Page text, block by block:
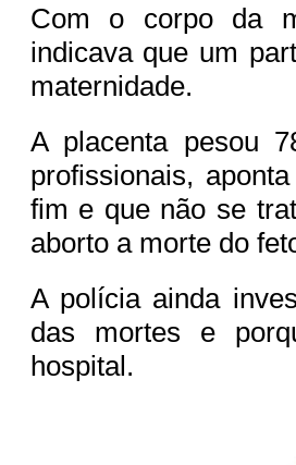
Com o corpo da
indicava que um
maternidade.
A placenta pesou
profissionais,
fim e que não se
aborto a morte do
A polícia ainda
das mortes e
hospital.